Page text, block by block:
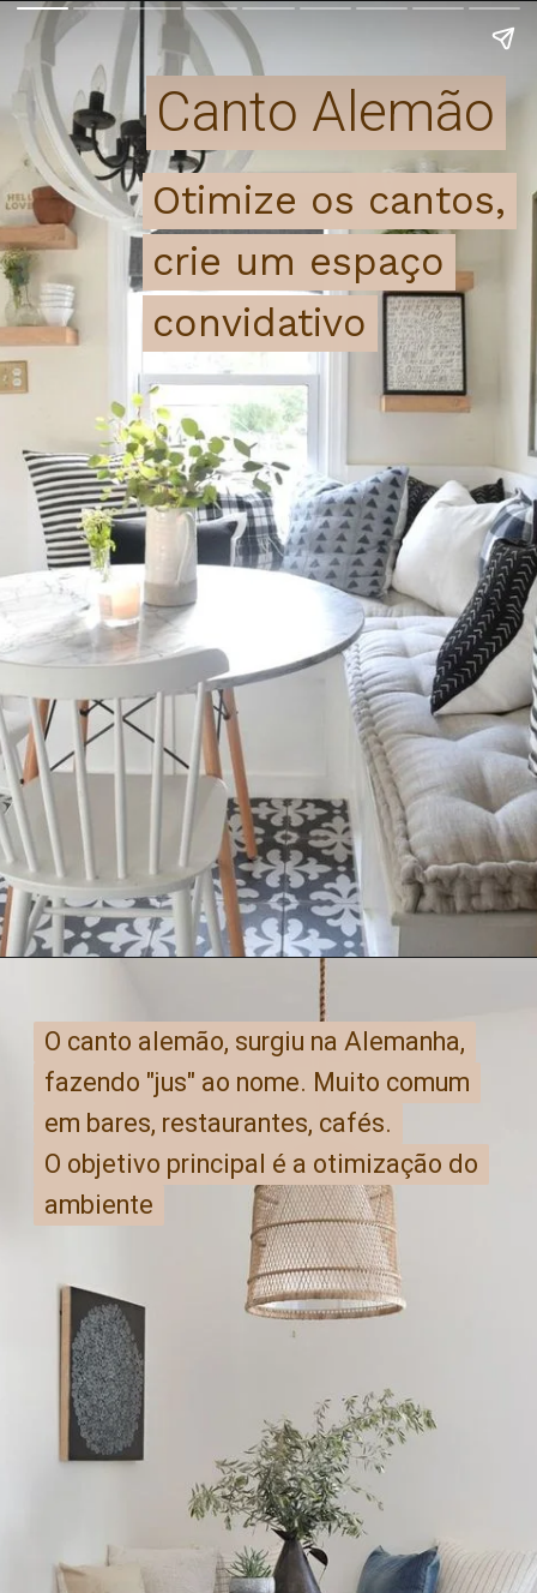
Otimize os cantos,
crie um espaço
convidativo
Otimize os cantos,
crie um espaço
convidativo
Canto Alemão
Canto Alemão
O canto alemão, surgiu na Alemanha,
fazendo "jus" ao nome. Muito comum
em bares, restaurantes, cafés.
O objetivo principal é a otimização do
ambiente
O canto alemão, surgiu na Alemanha,
fazendo "jus" ao nome. Muito comum
em bares, restaurantes, cafés.
O objetivo principal é a otimização do
ambiente